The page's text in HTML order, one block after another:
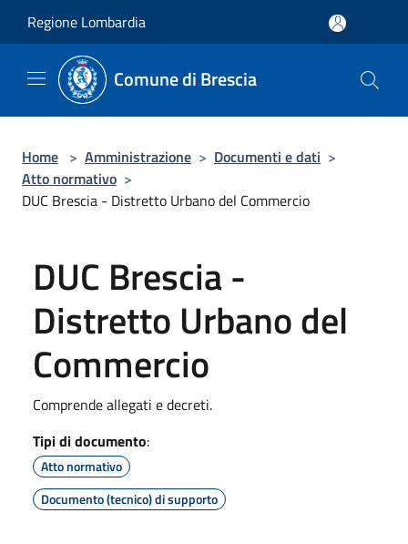
Regione Lombardia
Comune di Brescia
Home > Amministrazione > Documenti e dati >
Atto normativo >
DUC Brescia - Distretto Urbano del Commercio
DUC Brescia -
Distretto Urbano del
Commercio
Comprende allegati e decreti.
Tipi di documento:
Atto normativo
Documento (tecnico) di supporto